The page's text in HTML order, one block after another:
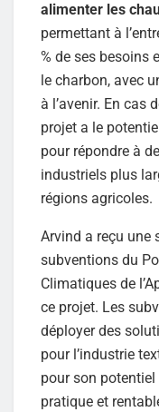
alimenter les
permettant à
% de ses besoins
le charbon, avec
à l’avenir. En cas
projet a le
pour répondre à
industriels plus
régions agricoles.
Arvind a reçu une
subventions du
Climatiques de
ce projet. Les
déployer des
pour l’industrie
pour son
pratique et